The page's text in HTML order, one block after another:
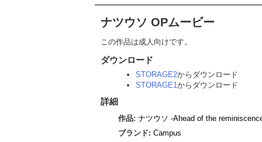
ナツウソ OPムービー
この作品は成人向けです。
ダウンロード
STORAGE2からダウンロード
STORAGE1からダウンロード
詳細
作品: ナツウソ -Ahead of the
ブランド: Campus